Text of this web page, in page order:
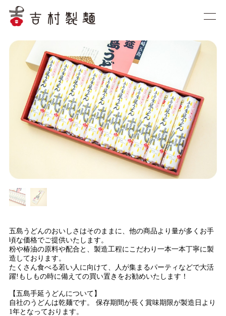
五島うどんのおいしさはそのままに、他の商品より量が多くお手
頃な価格でご提供いたします。
粉や椿油の原料や配合と、製造工程にこだわり一本一本丁寧に製
造しております。
たくさん食べる若い人に向けて、人が集まるパーティなどで大活
躍!もしもの時に備えての買い置きをお勧めいたします！
【五島手延うどんについて】
自社のうどんは乾麺です。 保存期間が長く賞味期限が製造日より
1年となっております。